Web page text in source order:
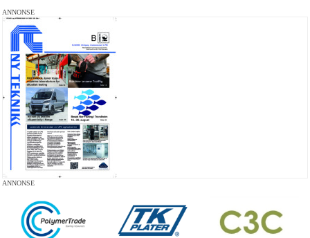
ANNONSE
ANNONSE